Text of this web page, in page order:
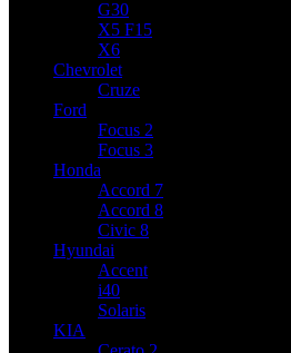
G30
X5 F15
X6
Chevrolet
Cruze
Ford
Focus 2
Focus 3
Honda
Accord 7
Accord 8
Civic 8
Hyundai
Accent
i40
Solaris
KIA